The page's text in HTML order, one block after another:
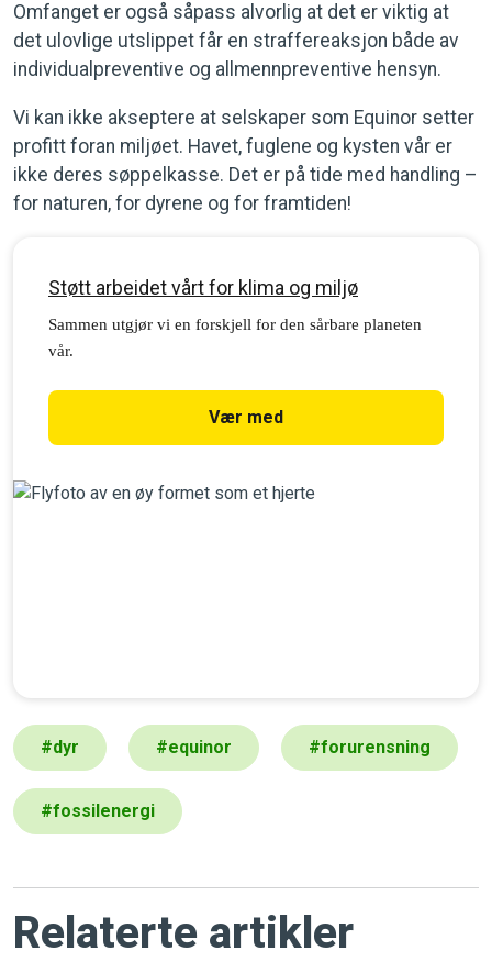
Omfanget er også såpass alvorlig at det er viktig at
det ulovlige utslippet får en straffereaksjon både av
individualpreventive og allmennpreventive hensyn.
Vi kan ikke akseptere at selskaper som Equinor setter
profitt foran miljøet. Havet, fuglene og kysten vår er
ikke deres søppelkasse. Det er på tide med handling –
for naturen, for dyrene og for framtiden!
Støtt arbeidet vårt for klima og miljø
Sammen utgjør vi en forskjell for den sårbare planeten
vår.
Vær med
#dyr #equinor #forurensning
#fossilenergi
Relaterte artikler